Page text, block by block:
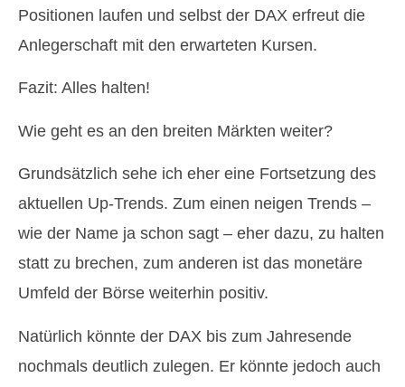
Positionen laufen und selbst der DAX erfreut die
Anlegerschaft mit den erwarteten Kursen.
Fazit: Alles halten!
Wie geht es an den breiten Märkten weiter?
Grundsätzlich sehe ich eher eine Fortsetzung des
aktuellen Up-Trends. Zum einen neigen Trends –
wie der Name ja schon sagt – eher dazu, zu halten
statt zu brechen, zum anderen ist das monetäre
Umfeld der Börse weiterhin positiv.
Natürlich könnte der DAX bis zum Jahresende
nochmals deutlich zulegen. Er könnte jedoch auch